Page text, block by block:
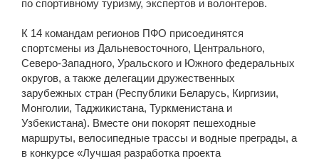
по спортивному туризму, экспертов и волонтеров.
К 14 командам регионов ПФО присоединятся
спортсмены из Дальневосточного, Центрального,
Северо-Западного, Уральского и Южного федеральных
округов, а также делегации дружественных
зарубежных стран (Республики Беларусь, Киргизии,
Монголии, Таджикистана, Туркменистана и
Узбекистана). Вместе они покорят пешеходные
маршруты, велосипедные трассы и водные преграды, а
в конкурсе «Лучшая разработка проекта